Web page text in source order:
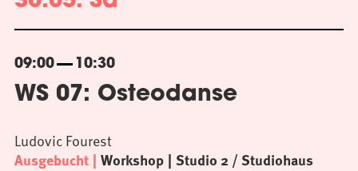
09:00 10:30
WS 07: Osteodanse
Ausgebucht Workshop Studio 2 / Studiohaus
Ludovic Fourest